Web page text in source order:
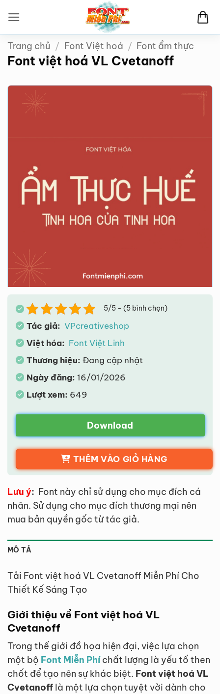
qua
nội
dung
Trang chủ / Font Việt hoá / Font ẩm thực
Font việt hoá VL Cvetanoff
5/5 - (5 bình chọn)
Tác giả: VPcreativeshop
Việt hóa: Font Việt Linh
Thương hiệu: Đang cập nhật
Ngày đăng: 16/01/2026
Lượt xem: 649
Download
THÊM VÀO GIỎ HÀNG
Lưu ý: Font này chỉ sử dụng cho mục đích cá
nhân. Sử dụng cho mục đích thương mại nên
mua bản quyền gốc từ tác giả.
MÔ TẢ
Tải Font việt hoá VL Cvetanoff Miễn Phí Cho
Thiết Kế Sáng Tạo
Giới thiệu về Font việt hoá VL
Cvetanoff
Trong thế giới đồ họa hiện đại, việc lựa chọn
một bộ Font Miễn Phíchất lượng là yếu tố then
chốt để tạo nên sự khác biệt. Font việt hoá VL
Cvetanoff là một lựa chọn tuyệt vời dành cho